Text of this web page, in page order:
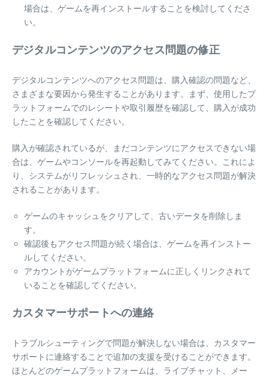
場合は、ゲームを再インストールすることを検討してくださ
い。
デジタルコンテンツのアクセス問題の修正
デジタルコンテンツへのアクセス問題は、購入確認の問題など、
さまざまな要因から発生することがあります。まず、使用したプ
ラットフォームでのレシートや取引履歴を確認して、購入が成功
したことを確認してください。
購入が確認されているが、まだコンテンツにアクセスできない場
合は、ゲームやコンソールを再起動してみてください。これによ
り、システムがリフレッシュされ、一時的なアクセス問題が解決
されることがあります。
ゲームのキャッシュをクリアして、古いデータを削除しま
す。
確認後もアクセス問題が続く場合は、ゲームを再インストー
ルしてください。
アカウントがゲームプラットフォームに正しくリンクされて
いることを確認してください。
カスタマーサポートへの連絡
トラブルシューティングで問題が解決しない場合は、カスタマー
サポートに連絡することで追加の支援を受けることができます。
ほとんどのゲームプラットフォームは、ライブチャット、メー